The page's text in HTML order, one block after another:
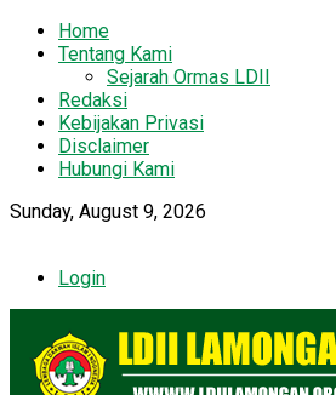
Home
Tentang Kami
Sejarah Ormas LDII
Redaksi
Kebijakan Privasi
Disclaimer
Hubungi Kami
Sunday, August 9, 2026
Login